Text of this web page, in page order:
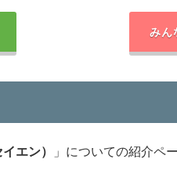
みん
エン） 」についての紹介ペ